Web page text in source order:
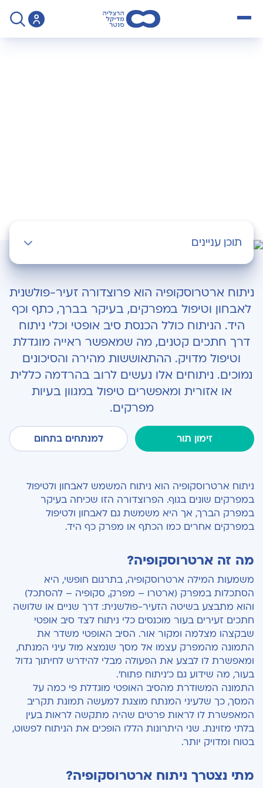
תוכן עניינים
מתי נצטרך ניתוח ארטרוסקופיה?
איך מתכוננים לניתוח?
איך מתבצע ניתוח ארטרוסקופיה?
מה קורה בתום הניתוח ובתקופת ההתאוששות?
האם יש סיכונים או תופעות לוואי?
ניתוח ארטרוסקופיה הוא פרוצדורה זעיר-פולשנית
לאבחון וטיפול במפרקים, בעיקר בברך, כתף וכף
היד. הניתוח כולל הכנסת סיב אופטי וכלי ניתוח
דרך חתכים קטנים, מה שמאפשר ראייה מוגדלת
וטיפול מדויק. ההתאוששות מהירה והסיכונים
נמוכים. ניתוחים אלו נעשים לרוב בהרדמה כללית
או אזורית ומאפשרים טיפול במגוון בעיות
מפרקים.
זימון תור למנתחים בתחום
ניתוח ארטרוסקופיה הוא ניתוח המשמש לאבחון ולטיפול
במפרקים שונים בגוף. הפרוצדורה הזו שכיחה בעיקר
במפרק הברך, אך היא משמשת גם לאבחון ולטיפול
במפרקים אחרים כמו הכתף או מפרק כף היד.
מה זה ארטרוסקופיה?
משמעות המילה ארטרוסקופיה, בתרגום חופשי, היא
הסתכלות במפרק (ארטרו – מפרק, סקופיה – להסתכל)
והוא מתבצע בשיטה הזעיר-פולשנית: דרך שניים או שלושה
חתכים זעירים בעור מוכנסים כלי ניתוח לצד סיב אופטי
שבקצהו מצלמה ומקור אור. הסיב האופטי משדר את
התמונה מהמפרק עצמו אל מסך שנמצא מול עיני המנתח,
ומאפשרת לו לבצע את הפעולה מבלי להידרש לחיתוך גדול
בעור, מה שידוע גם כ'ניתוח פתוח'.
התמונה המשודרת מהסיב האופטי מוגדלת פי כמה על
המסך, כך שלעיני המנתח מוצגת למעשה תמונת תקריב
המאפשרת לו לראות פרטים שהיה מתקשה לראות בעין
בלתי מזוינת. שני היתרונות הללו הופכים את הניתוח לפשוט,
בטוח ומדויק יותר.
מתי נצטרך ניתוח ארטרוסקופיה?